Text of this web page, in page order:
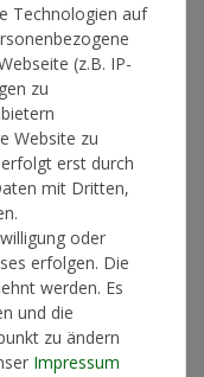
Technologien auf
(z.B. IP-
zu
Website zu
erst durch
mit Dritten,
oder
erfolgen. Die
werden. Es
und die
zu ändern
Impressum